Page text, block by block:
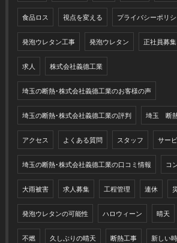
食品ロス 視点を変える プライバシーポリ
発泡ウレタン工事 発泡ウレタン 正社員募集
求人 株式会社義德工業
埼玉の断熱･株式会社義德工業のお客様の声
埼玉の断熱･株式会社義德工業の評判 埼玉 断
アクセス よくある質問 スタッフ サー
埼玉の断熱･株式会社義德工業の口コミ情報 コ
大雨被害 求人募集 工程管理 連休
発泡ウレタンの可能性 ハロウィーン 晴天
不燃 久しぶりの晴天 断熱工事 新しい